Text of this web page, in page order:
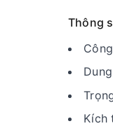
Thông
Kích